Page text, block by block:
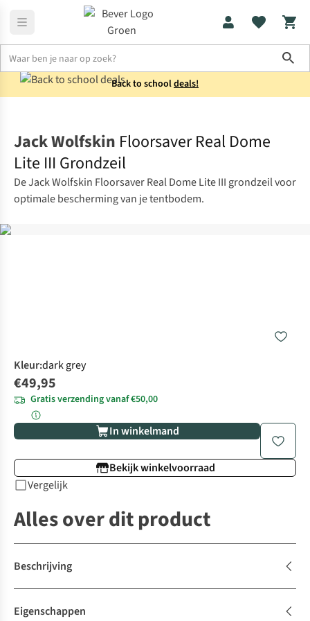
Back to schooldeals!
Jack Wolfskin Floorsaver Real Dome
Lite III Grondzeil
De Jack Wolfskin Floorsaver Real Dome Lite III grondzeil voor
optimale bescherming van je tentbodem.
Kleur:dark grey
€49,95
Gratis verzending vanaf €50,00
In winkelmand
Bekijk winkelvoorraad
Vergelijk
Alles over dit product
Beschrijving
Eigenschappen